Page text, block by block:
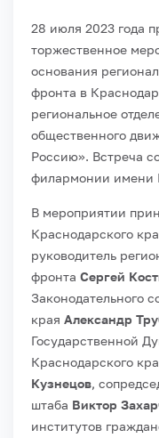
28 июля 2023 года
торжественное
основания
фронта в
региональное
общественного
Россию». Встреча
филармонии имени
В мероприятии
Краснодарского
руководитель
фронта Сергей
Законодательного
края Александр
Государственной
Краснодарского
Кузнецов,
штаба Виктор
институтов